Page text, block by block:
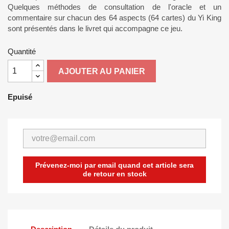
Quelques méthodes de consultation de l'oracle et un
commentaire sur chacun des 64 aspects (64 cartes) du Yi King
sont présentés dans le livret qui accompagne ce jeu.
Quantité
AJOUTER AU PANIER
Epuisé
Prévenez-moi par email quand cet article sera
de retour en stock